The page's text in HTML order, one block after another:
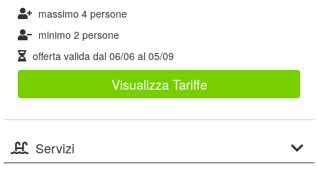
massimo 4 persone
minimo 2 persone
offerta valida dal 06/06 al 05/09
Visualizza Tariffe
Servizi